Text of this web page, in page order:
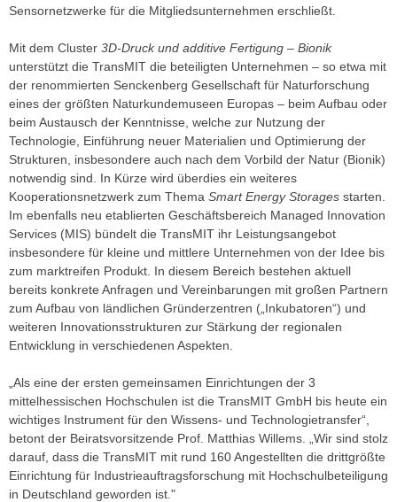
Sensornetzwerke für die Mitgliedsunternehmen erschließt.
Mit dem Cluster 3D-Druck und additive Fertigung – Bionik
unterstützt die TransMIT die beteiligten Unternehmen – so etwa mit
der renommierten Senckenberg Gesellschaft für Naturforschung
eines der größten Naturkundemuseen Europas – beim Aufbau oder
beim Austausch der Kenntnisse, welche zur Nutzung der
Technologie, Einführung neuer Materialien und Optimierung der
Strukturen, insbesondere auch nach dem Vorbild der Natur (Bionik)
notwendig sind. In Kürze wird überdies ein weiteres
Kooperationsnetzwerk zum Thema Smart Energy Storages starten.
Im ebenfalls neu etablierten Geschäftsbereich Managed Innovation
Services (MIS) bündelt die TransMIT ihr Leistungsangebot
insbesondere für kleine und mittlere Unternehmen von der Idee bis
zum marktreifen Produkt. In diesem Bereich bestehen aktuell
bereits konkrete Anfragen und Vereinbarungen mit großen Partnern
zum Aufbau von ländlichen Gründerzentren („Inkubatoren“) und
weiteren Innovationsstrukturen zur Stärkung der regionalen
Entwicklung in verschiedenen Aspekten.
„Als eine der ersten gemeinsamen Einrichtungen der 3
mittelhessischen Hochschulen ist die TransMIT GmbH bis heute ein
wichtiges Instrument für den Wissens- und Technologietransfer“,
betont der Beiratsvorsitzende Prof. Matthias Willems. „Wir sind stolz
darauf, dass die TransMIT mit rund 160 Angestellten die drittgrößte
Einrichtung für Industrieauftragsforschung mit Hochschulbeteiligung
in Deutschland geworden ist."